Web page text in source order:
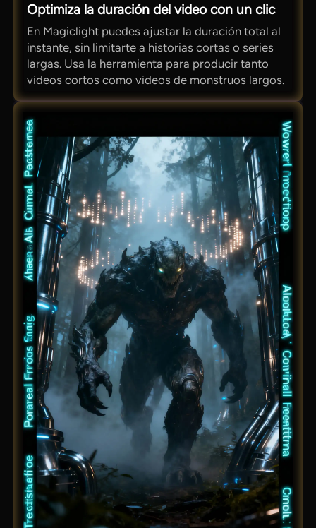
Optimiza la duración del video con un clic
En Magiclight puedes ajustar la duración total al
instante, sin limitarte a historias cortas o series
largas. Usa la herramienta para producir tanto
videos cortos como videos de monstruos largos.